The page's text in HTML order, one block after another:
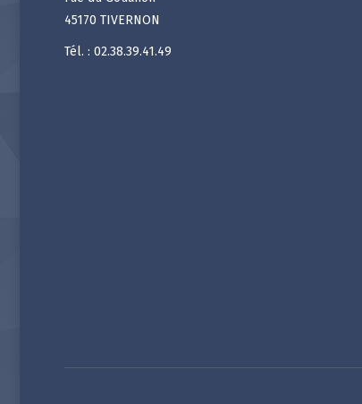
45170 TIVERNON
Tél. : 02.38.39.41.49